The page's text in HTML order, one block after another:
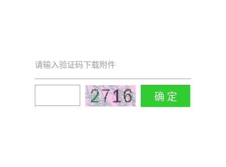
请输入验证码下载附件